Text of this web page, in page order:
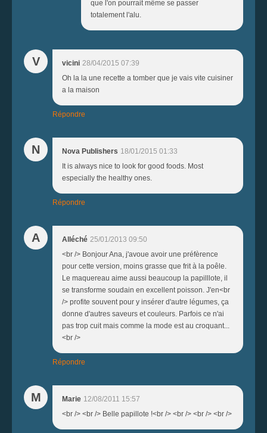
que l'on pourrait même se passer
totalement l'alu.
V vicini 28/04/2015 07:39
Oh la la une recette a tomber que je vais vite cuisiner
a la maison
Répondre
N Nova Publishers 18/01/2015 01:33
It is always nice to look for good foods. Most
especially the healthy ones.
Répondre
A Alléché 25/01/2013 09:50
<br /> Bonjour Ana, j'avoue avoir une préfèrence
pour cette version, moins grasse que frit à la poêle.
Le maquereau aime aussi beaucoup la papilllote, il
se transforme soudain en excellent poisson. J'en<br
/> profite souvent pour y insérer d'autre légumes, ça
donne d'autres saveurs et couleurs. Parfois ce n'ai
pas trop cuit mais comme la mode est au croquant...
<br />
Répondre
M Marie 12/08/2011 15:57
<br /> <br /> Belle papillote !<br /> <br /> <br /> <br />